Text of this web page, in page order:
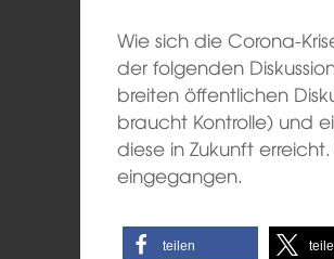
Wie sich die Corona-
der folgenden
breiten öffentlichen
braucht Kontrolle) und
diese in Zukunft
eingegangen.
teilen